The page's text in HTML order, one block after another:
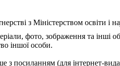
з Міністерством освіти
фото, зображення та інші
іншої особи.
з посиланням (для інтернет-